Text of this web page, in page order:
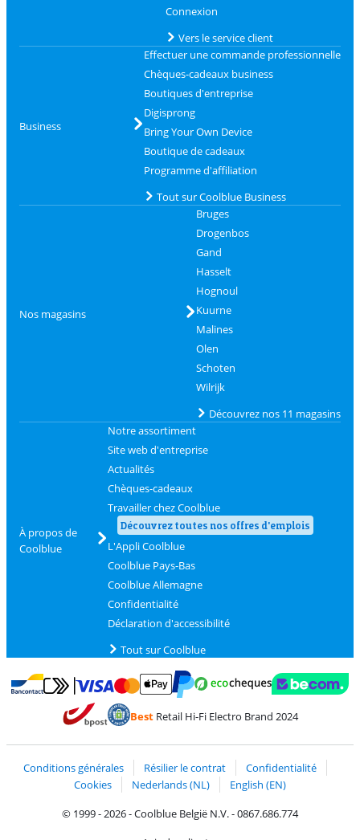
Connexion
Vers le service client
Business
Effectuer une commande professionnelle
Chèques-cadeaux business
Boutiques d'entreprise
Digisprong
Bring Your Own Device
Boutique de cadeaux
Programme d'affiliation
Tout sur Coolblue Business
Nos magasins
Bruges
Drogenbos
Gand
Hasselt
Hognoul
Kuurne
Malines
Olen
Schoten
Wilrijk
Découvrez nos 11 magasins
À propos de
Coolblue
Notre assortiment
Site web d'entreprise
Actualités
Chèques-cadeaux
Travailler chez Coolblue
Découvrez toutes nos offres d'emplois
L'Appli Coolblue
Coolblue Pays-Bas
Coolblue Allemagne
Confidentialité
Déclaration d'accessibilité
Tout sur Coolblue
Payer avec Bancontact
Payer avec MasterCard et Visa via ClickToPay
Payer avec PayPal
BestRetail Hi-Fi Electro Brand 2024
Conditions générales Résilier le contrat
Confidentialité
Cookies
Nederlands (NL)
English (EN)
© 1999 - 2026 - Coolblue België N.V. - 0867.686.774